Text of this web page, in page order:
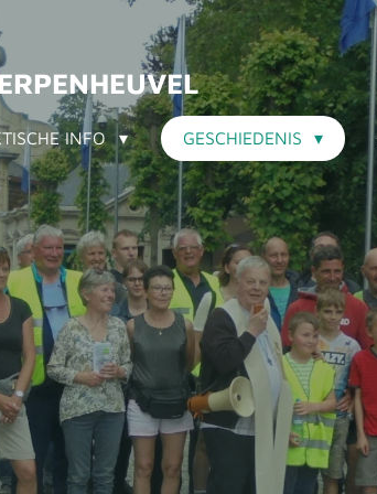
INFO GESCHIEDENIS